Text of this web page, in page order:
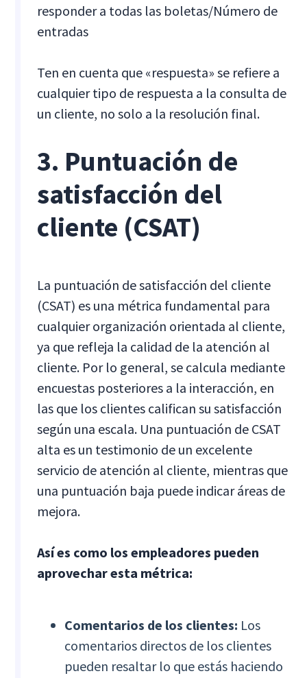
responder a todas las boletas/Número de
entradas
Ten en cuenta que «respuesta» se refiere a
cualquier tipo de respuesta a la consulta de
un cliente, no solo a la resolución final.
3. Puntuación de
satisfacción del
cliente (CSAT)
La puntuación de satisfacción del cliente
(CSAT) es una métrica fundamental para
cualquier organización orientada al cliente,
ya que refleja la calidad de la atención al
cliente. Por lo general, se calcula mediante
encuestas posteriores a la interacción, en
las que los clientes califican su satisfacción
según una escala. Una puntuación de CSAT
alta es un testimonio de un excelente
servicio de atención al cliente, mientras que
una puntuación baja puede indicar áreas de
mejora.
Así es como los empleadores pueden
aprovechar esta métrica:
Comentarios de los clientes: Los
comentarios directos de los clientes
pueden resaltar lo que estás haciendo